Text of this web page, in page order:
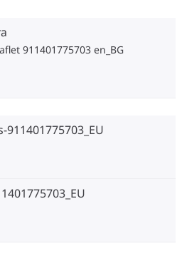
911401775703 en_BG